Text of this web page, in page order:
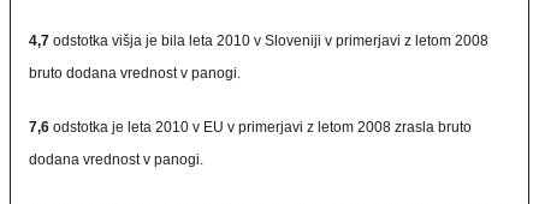
4,7 odstotka višja je bila leta 2010 v Sloveniji v primerjavi z letom 2008
bruto dodana vrednost v panogi.
7,6 odstotka je leta 2010 v EU v primerjavi z letom 2008 zrasla bruto
dodana vrednost v panogi.